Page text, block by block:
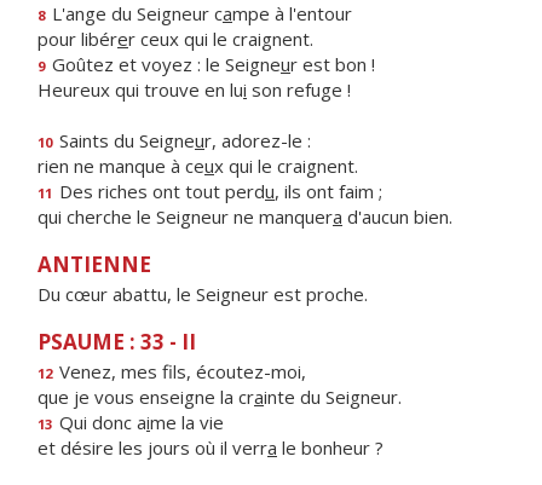
8 L'ange du Seigneur campe à l'entour
pour libérer ceux qui le craignent.
9 Goûtez et voyez : le Seigneur est bon !
Heureux qui trouve en lui son refuge !
10 Saints du Seigneur, adorez-le :
rien ne manque à ceux qui le craignent.
11 Des riches ont tout perdu, ils ont faim ;
qui cherche le Seigneur ne manquera d'aucun bien.
ANTIENNE
Du cœur abattu, le Seigneur est proche.
PSAUME : 33 - II
12 Venez, mes fls, écoutez-moi,
que je vous enseigne la crainte du Seigneur.
13 Qui donc aime la vie
et désire les jours où il verra le bonheur ?